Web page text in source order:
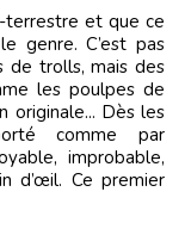
terrestre et que ce
genre. C’est pas
de trolls, mais des
les poulpes de
originale... Dès les
comme par
improbable,
d’œil. Ce premier